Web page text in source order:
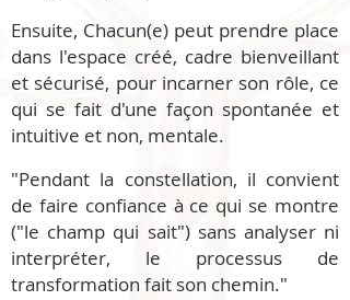
Ensuite, Chacun(e) peut prendre place
dans l'espace créé, cadre bienveillant
et sécurisé, pour incarner son rôle, ce
qui se fait d'une façon spontanée et
intuitive et non, mentale.
"Pendant la constellation, il convient
de faire confiance à ce qui se montre
("le champ qui sait") sans analyser ni
interpréter, le processus de
transformation fait son chemin."